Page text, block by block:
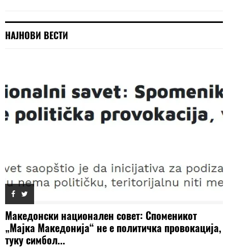
НАЈНОВИ ВЕСТИ
Македонски национален совет: Споменикот
„Мајка Македонија“ не е политичка провокација,
туку симбол...